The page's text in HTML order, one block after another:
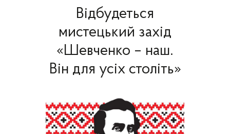
Відбудеться
мистецький захід
«Шевченко – наш.
Він для усіх століть»